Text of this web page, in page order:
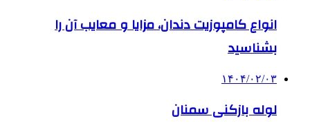
انواع کامپوزیت دندان، مزایا و معایب آن را
بشناسید
۱۴۰۴/۰۲/۰۳
لوله بازکنی سمنان